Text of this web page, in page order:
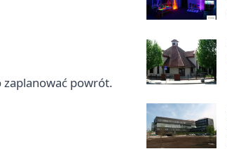
powrót.